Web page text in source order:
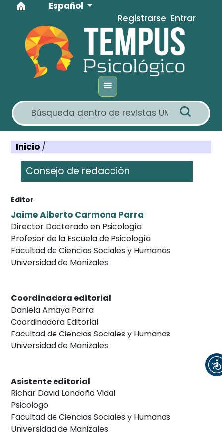
Ir al menú de navegación principal
Ir al contenido principal
Ir al pie de página del sitio
Idioma
Español
Registrarse Entrar
Inicio /
Consejo de redacción
Editor
Jaime Alberto Carmona Parra
Director Doctorado en Psicología
Profesor de la Escuela de Psicología
Facultad de Ciencias Sociales y Humanas
Universidad de Manizales
Coordinadora editorial
Daniela Amaya Parra
Coordinadora Editorial
Facultad de Ciencias Sociales y Humanas
Universidad de Manizales
Asistente editorial
Richar David Londoño Vidal
Psicologo
Facultad de Ciencias Sociales y Humanas
Universidad de Manizales